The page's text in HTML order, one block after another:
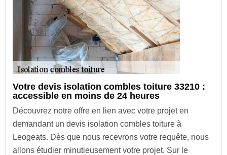
Votre devis isolation combles toiture 33210 :
accessible en moins de 24 heures
Découvrez notre offre en lien avec votre projet en
demandant un devis isolation combles toiture à
Leogeats. Dès que nous recevrons votre requête, nous
allons étudier minutieusement votre projet. Sur le